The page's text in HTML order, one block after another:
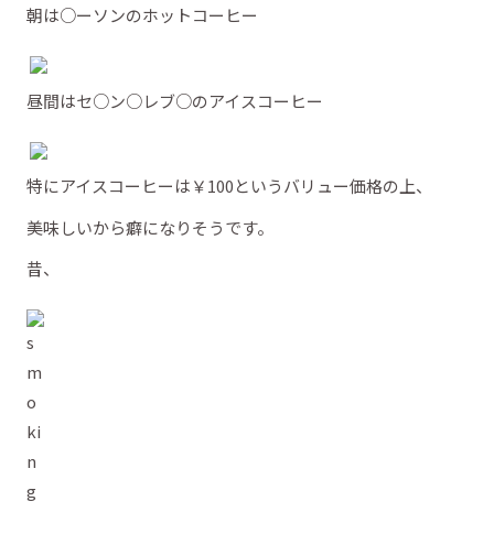
朝は○ーソンのホットコーヒー
昼間はセ○ン○レブ○のアイスコーヒー
特にアイスコーヒーは￥100というバリュー価格の上、
美味しいから癖になりそうです。
昔、